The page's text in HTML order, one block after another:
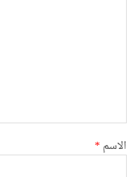
الاسم *